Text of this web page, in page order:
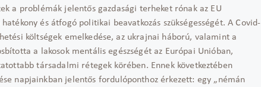
a problémák jelentős gazdasági terheketrónak az EU
és átfogó politikai beavatkozás szükségességét.A Covid-
költségek emelkedése, az ukrajnai háború, valaminta
a
lakosok mentális egészségétaz Európai Unióban,
társadalmi rétegek körében. Ennek következtében
napjainkban jelentős fordulóponthoz érkezett: egy „némán